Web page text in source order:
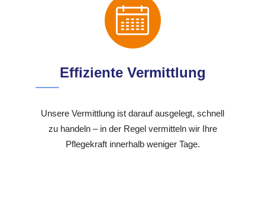
Effiziente Vermittlung
Unsere Vermittlung ist darauf ausgelegt, schnell
zu handeln – in der Regel vermitteln wir Ihre
Pflegekraft innerhalb weniger Tage.